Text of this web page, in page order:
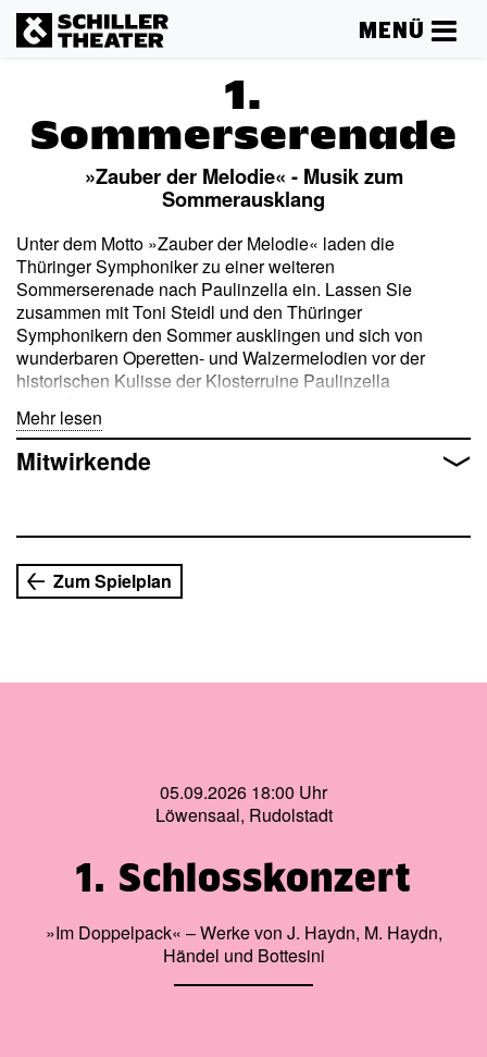
MENÜ
1.
Sommerserenade
»Zauber der Melodie« - Musik zum
Sommerausklang
Unter dem Motto »Zauber der Melodie« laden die
Thüringer Symphoniker zu einer weiteren
Sommerserenade nach Paulinzella ein. Lassen Sie
zusammen mit Toni Steidl und den Thüringer
Symphonikern den Sommer ausklingen und sich von
wunderbaren Operetten- und Walzermelodien vor der
historischen Kulisse der Klosterruine Paulinzella
Mehr lesen
Mitwirkende
Zum Spielplan
05.09.2026 18:00 Uhr
Löwensaal, Rudolstadt
1. Schlosskonzert
»Im Doppelpack« – Werke von J. Haydn, M. Haydn,
Händel und Bottesini